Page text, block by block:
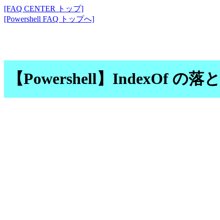
[FAQ CENTER トップ]
[Powershell FAQ トップへ]
【Powershell】IndexOf の落